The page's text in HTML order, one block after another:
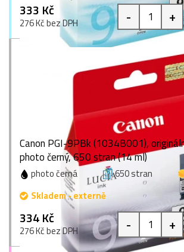
333 Kč
276 Kč bez DPH - +
Canon PGI-9PBk (1034B001),
photo černý, 650 stran (14 ml)
photo černá 650 stran
Skladem - externě
334 Kč
276 Kč bez DPH - +